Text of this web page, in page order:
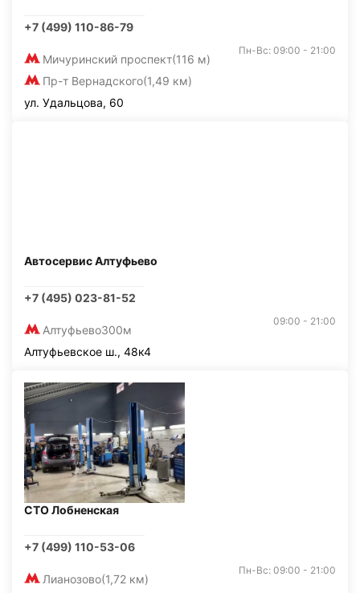
+7 (499) 110-86-79
Мичуринский проспект(116 м)
Пр-т Вернадского(1,49 км)
Пн-Вс: 09:00 - 21:00
ул. Удальцова, 60
Автосервис Алтуфьево
+7 (495) 023-81-52
Алтуфьево300м
09:00 - 21:00
Алтуфьевское ш., 48к4
СТО Лобненская
+7 (499) 110-53-06
Лианозово(1,72 км)
Пн-Вс: 09:00 - 21:00